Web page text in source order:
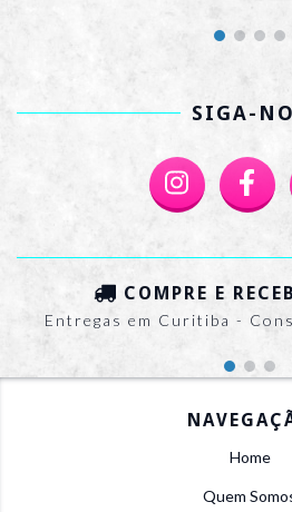
SIGA-
COMPRE E
Entregas em Curitiba -
Home
Quem